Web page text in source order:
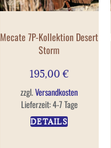
Mecate 7P-Kollektion Desert
Storm
195,00 €
zzgl.Versandkosten
Lieferzeit:4-7 Tage
DETAILS